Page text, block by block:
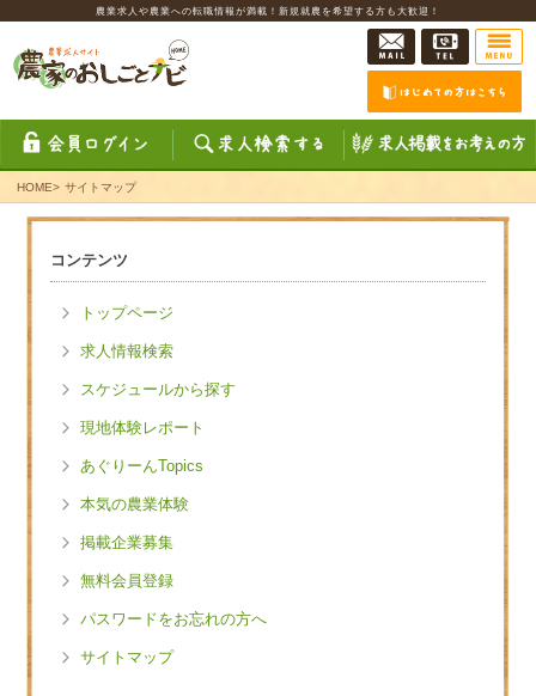
農業求人や農業への転職情報が満載！新規就農を希望する方も大歓迎！
HOME> サイトマップ
コンテンツ
トップページ
求人情報検索
スケジュールから探す
現地体験レポート
あぐりーんTopics
本気の農業体験
掲載企業募集
無料会員登録
パスワードをお忘れの方へ
サイトマップ